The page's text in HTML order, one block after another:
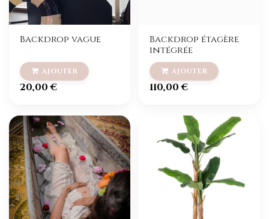
Backdrop vague
20,00€
Backdrop étagère
intégrée
110,00€